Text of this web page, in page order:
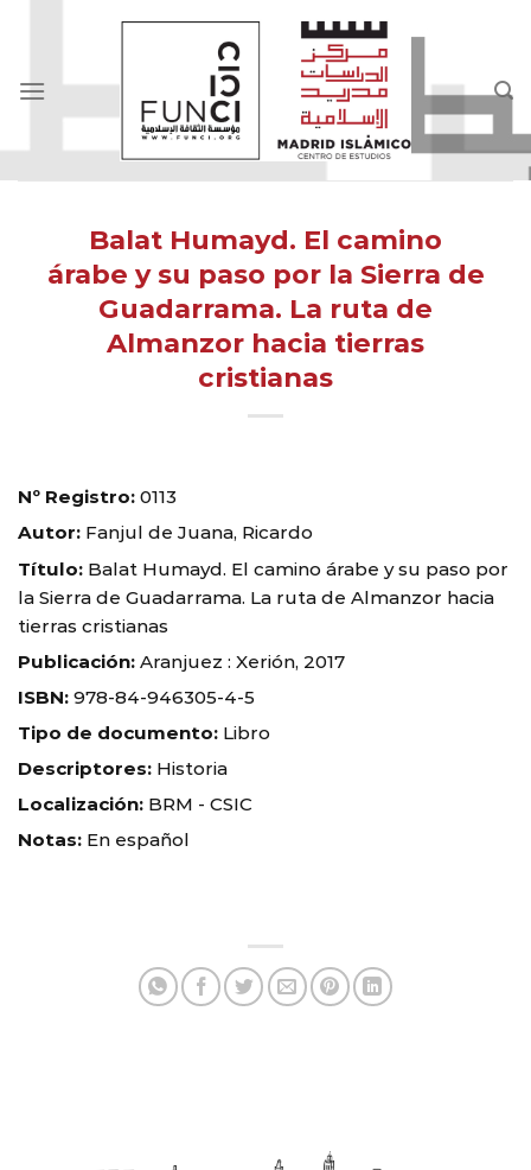
Balat Humayd. El camino
árabe y su paso por la Sierra de
Guadarrama. La ruta de
Almanzor hacia tierras
cristianas
Nº Registro: 0113
Autor: Fanjul de Juana, Ricardo
Título: Balat Humayd. El camino árabe y su paso por
la Sierra de Guadarrama. La ruta de Almanzor hacia
tierras cristianas
Publicación: Aranjuez : Xerión, 2017
ISBN: 978-84-946305-4-5
Tipo de documento: Libro
Descriptores: Historia
Localización: BRM - CSIC
Notas: En español